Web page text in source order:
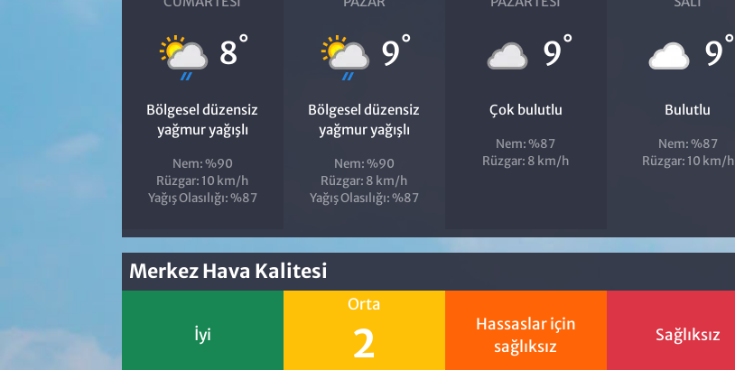
8°
Bölgesel düzensiz
yağmur yağışlı
Nem: %90
Rüzgar: 10 km/h
Yağış Olasılığı: %87
9°
Bölgesel düzensiz
yağmur yağışlı
Nem: %90
Rüzgar: 8 km/h
Yağış Olasılığı: %87
9°
Çok bulutlu
Nem: %87
Rüzgar: 8 km/h
9°
Bulutlu
Nem: %87
Rüzgar: 10 km/h
Merkez Hava Kalitesi
İyi
Orta
2
Hassaslar için
sağlıksız
Sağlıksız